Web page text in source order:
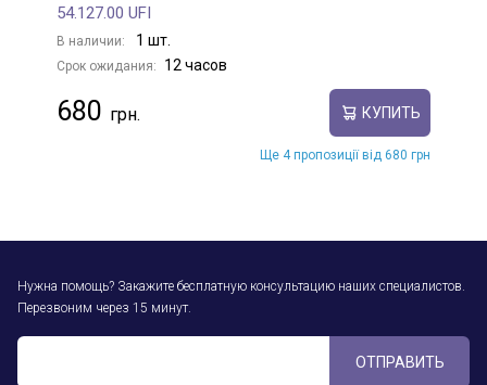
54.127.00 UFI
В наличии: 1 шт.
Срок ожидания: 12 часов
680 КУПИТЬ
Ще 4 пропозиції від 680 грн
Нужна помощь? Закажите бесплатную консультацию наших специалистов.
Перезвоним через 15 минут.
ОТПРАВИТЬ